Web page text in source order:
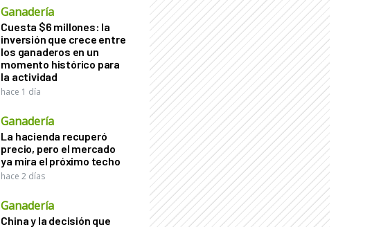
Ganadería
Cuesta $6 millones: la
inversión que crece entre
los ganaderos en un
momento histórico para
la actividad
hace 1 día
Ganadería
La hacienda recuperó
precio, pero el mercado
ya mira el próximo techo
hace 2 días
Ganadería
China y la decisión que